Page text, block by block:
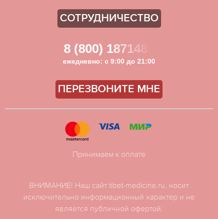
СОТРУДНИЧЕСТВО
8 (800) 1871481
ежедневно: с 9:00 до 21:00
ПЕРЕЗВОНИТЕ МНЕ
ВНИМАНИЕ! Наш сайт tibet-medicine.ru, носит
исключительно информационный характер и не
является публичной офертой.
Принимаем к оплате